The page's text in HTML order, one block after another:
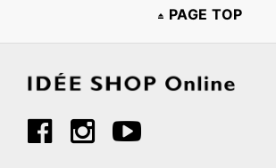
PAGE TOP